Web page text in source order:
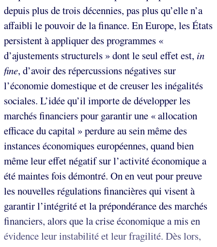
depuis plus de trois décennies, pas plus qu’elle n’a
affaibli le pouvoir de la finance. En Europe, les États
persistent à appliquer des programmes «
d’ajustements structurels » dont le seul effet est, in
fine, d’avoir des répercussions négatives sur
l’économie domestique et de creuser les inégalités
sociales. L’idée qu’il importe de développer les
marchés financiers pour garantir une « allocation
efficace du capital » perdure au sein même des
instances économiques européennes, quand bien
même leur effet négatif sur l’activité économique a
été maintes fois démontré. On en veut pour preuve
les nouvelles régulations financières qui visent à
garantir l’intégrité et la prépondérance des marchés
financiers, alors que la crise économique a mis en
évidence leur instabilité et leur fragilité. Dès lors,